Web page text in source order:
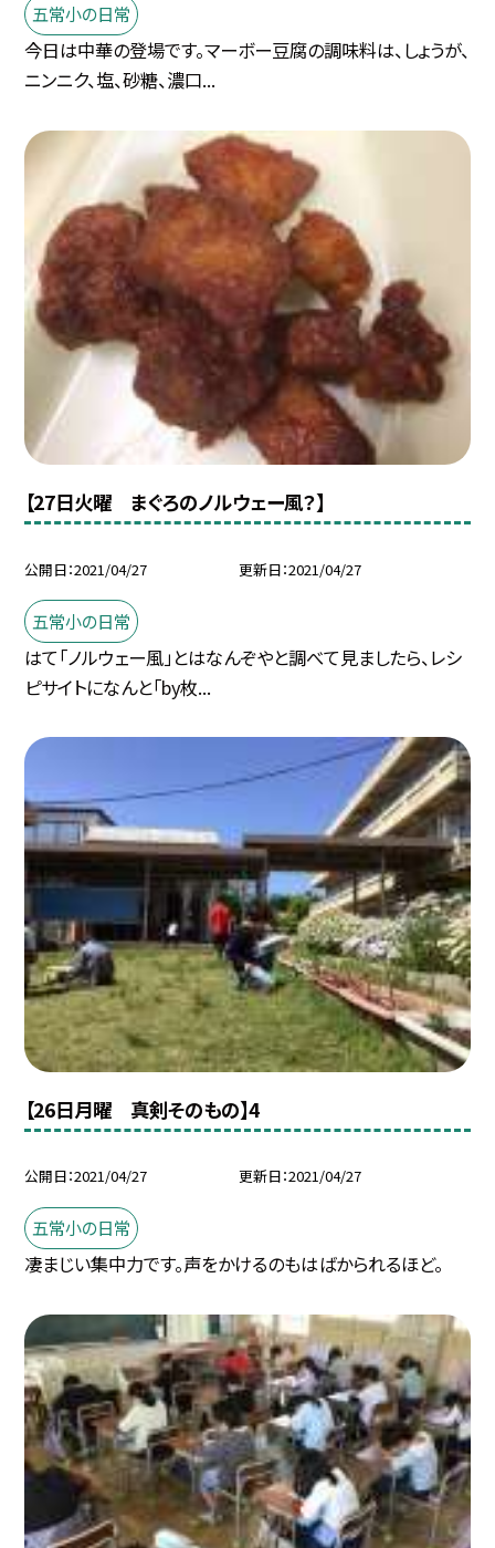
五常小の日常
今日は中華の登場です。マーボー豆腐の調味料は、しょうが、
ニンニク、塩、砂糖、濃口...
【27日火曜 まぐろのノルウェー風？】
公開日 2021/04/27 更新日 2021/04/27
五常小の日常
はて「ノルウェー風」とはなんぞやと調べて見ましたら、レシ
ピサイトになんと「by枚...
【26日月曜 真剣そのもの】4
公開日 2021/04/27 更新日 2021/04/27
五常小の日常
凄まじい集中力です。声をかけるのもはばかられるほど。